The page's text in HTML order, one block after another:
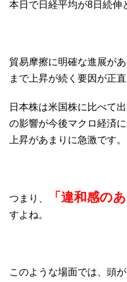
本日で日経平均が8日続伸
貿易摩擦に明確な進展が
まで上昇が続く要因が正
日本株は米国株に比べて
の影響が今後マクロ経済
上昇があまりに急激です。
つまり、 「違和感の
すよね。
このような場面では、頭